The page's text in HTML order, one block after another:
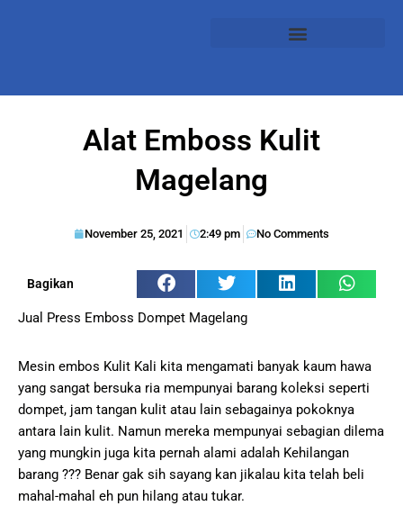
Alat Emboss Kulit
Magelang
November 25, 2021 2:49 pm No Comments
Bagikan
Jual Press Emboss Dompet Magelang
Mesin embos Kulit Kali kita mengamati banyak kaum hawa
yang sangat bersuka ria mempunyai barang koleksi seperti
dompet, jam tangan kulit atau lain sebagainya pokoknya
antara lain kulit. Namun mereka mempunyai sebagian dilema
yang mungkin juga kita pernah alami adalah Kehilangan
barang ??? Benar gak sih sayang kan jikalau kita telah beli
mahal-mahal eh pun hilang atau tukar.